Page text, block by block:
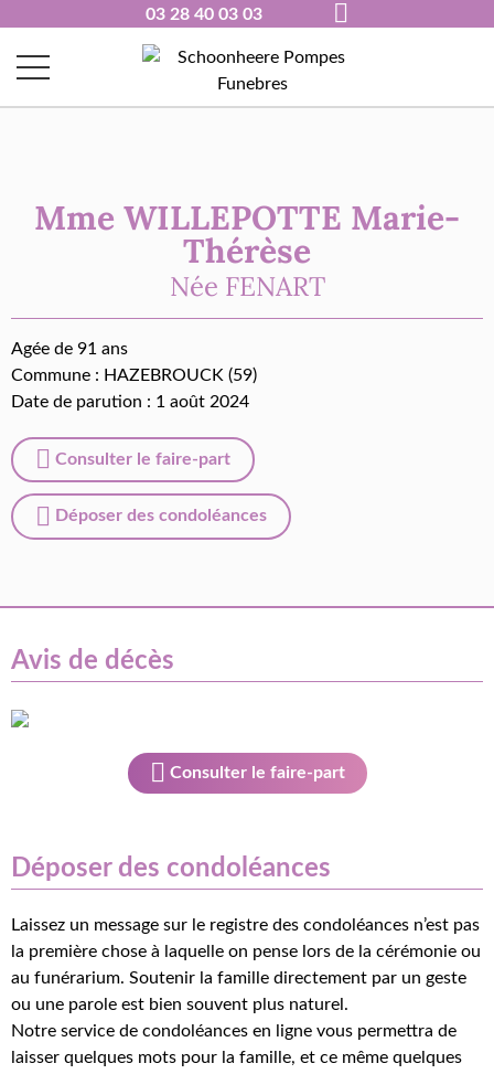
03 28 40 03 03
Mme WILLEPOTTE Marie-
Thérèse
Née FENART
Agée de 91 ans
Commune : HAZEBROUCK (59)
Date de parution : 1 août 2024
Consulter le faire-part
Déposer des condoléances
Avis de décès
Consulter le faire-part
Déposer des condoléances
Laissez un message sur le registre des condoléances n’est pas
la première chose à laquelle on pense lors de la cérémonie ou
au funérarium. Soutenir la famille directement par un geste
ou une parole est bien souvent plus naturel.
Notre service de condoléances en ligne vous permettra de
laisser quelques mots pour la famille, et ce même quelques